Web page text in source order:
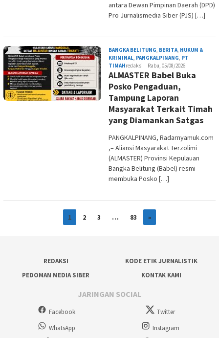
antara Dewan Pimpinan Daerah (DPD)
Pro Jurnalismedia Siber (PJS) […]
BANGKA BELITUNG, BERITA, HUKUM &
KRIMINAL, PANGKALPINANG, PT
TIMAHredaksi Rabu, 05/08/2026
ALMASTER Babel Buka
Posko Pengaduan,
Tampung Laporan
Masyarakat Terkait Timah
yang Diamankan Satgas
PANGKALPINANG, Radarnyamuk.com
,– Aliansi Masyarakat Terzolimi
(ALMASTER) Provinsi Kepulauan
Bangka Belitung (Babel) resmi
membuka Posko […]
1 2 3 … 83 »
REDAKSI
KODE ETIK JURNALISTIK
PEDOMAN MEDIA SIBER
KONTAK KAMI
JARINGAN SOCIAL
Facebook
Twitter
WhatsApp
Instagram